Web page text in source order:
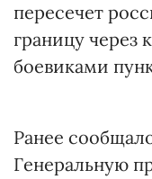
пересечет
границу через
боевиками
Ранее
Генеральную